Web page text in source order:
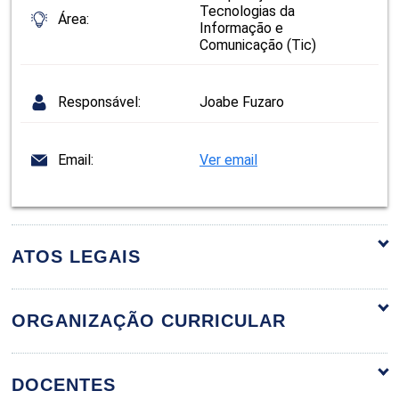
Área:
Tecnologias da
Informação e
Comunicação (Tic)
Responsável: Joabe Fuzaro
Email: Ver email
ATOS LEGAIS
ORGANIZAÇÃO CURRICULAR
DOCENTES